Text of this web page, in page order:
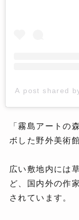
A post shared
「霧島アートの
ボした野外美術
広い敷地内には
ど、国内外の作
されています。